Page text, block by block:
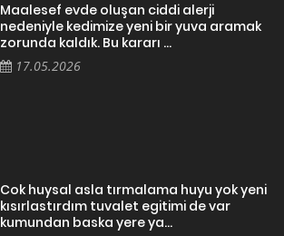
Maalesef evde oluşan ciddi alerji
nedeniyle kedimize yeni bir yuva aramak
zorunda kaldık. Bu kararı ...
17.05.2026
Cok huysal asla tırmalama huyu yok yeni
kısırlastırdım tuvalet egitimi de var
kumundan baska yere ya...